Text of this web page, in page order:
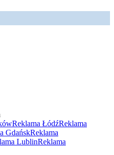
Reklama ŁódźReklama
GdańskReklama
LublinReklama